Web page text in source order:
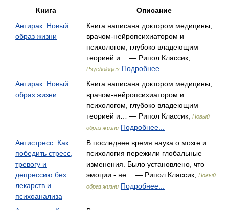
Книга
Описание
Антирак. Новый
образ жизни
Книга написана доктором медицины,
врачом-нейропсихиатором и
психологом, глубоко владеющим
теорией и… — Рипол Классик,
Psychologies Подробнее...
Антирак. Новый
образ жизни
Книга написана доктором медицины,
врачом-нейропсихиатором и
психологом, глубоко владеющим
теорией и… — Рипол Классик,
Новый
образ жизни Подробнее...
Антистресс. Как
победить стресс,
тревогу и
депрессию без
лекарств и
психоанализа
В последнее время наука о мозге и
психология пережили глобальные
изменения. Было установлено, что
эмоции - не… — Рипол Классик,
Новый
образ жизни Подробнее...